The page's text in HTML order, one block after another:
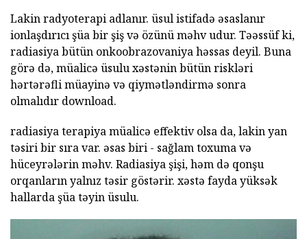
Lakin radyoterapi adlanır. üsul istifadə əsaslanır
ionlaşdırıcı şüa bir şiş və özünü məhv udur. Təəssüf ki,
radiasiya bütün onkoobrazovaniya həssas deyil. Buna
görə də, müalicə üsulu xəstənin bütün riskləri
hərtərəfli müayinə və qiymətləndirmə sonra
olmalıdır download.
radiasiya terapiya müalicə effektiv olsa da, lakin yan
təsiri bir sıra var. əsas biri - sağlam toxuma və
hüceyrələrin məhv. Radiasiya şişi, həm də qonşu
orqanların yalnız təsir göstərir. xəstə fayda yüksək
hallarda şüa təyin üsulu.